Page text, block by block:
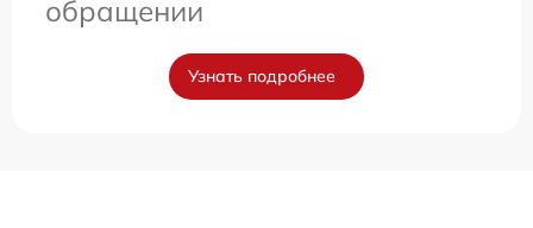
обращении
Узнать подробнее